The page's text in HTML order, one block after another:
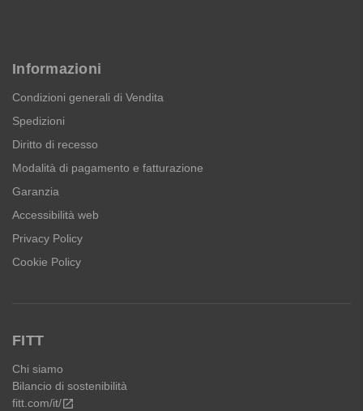
Informazioni
Condizioni generali di Vendita
Spedizioni
Diritto di recesso
Modalità di pagamento e fatturazione
Garanzia
Accessibilità web
Privacy Policy
Cookie Policy
FITT
Chi siamo
Bilancio di sostenibilità
fitt.com/it/open_in_new